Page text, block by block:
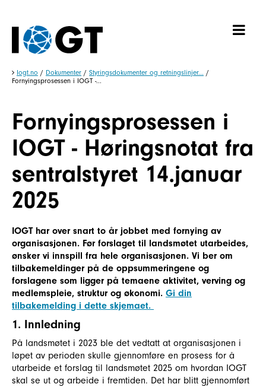
Iogt.no / Dokumenter / Styringsdokumenter og retningslinjer... /
Fornyingsprosessen i IOGT -...
Fornyingsprosessen i
IOGT - Høringsnotat fra
sentralstyret 14.januar
2025
IOGT har over snart to år jobbet med fornying av
organisasjonen. Før forslaget til landsmøtet utarbeides,
ønsker vi innspill fra hele organisasjonen. Vi ber om
tilbakemeldinger på de oppsummeringene og
forslagene som ligger på temaene aktivitet, verving og
medlemspleie, struktur og økonomi. Gi din
tilbakemelding i dette skjemaet.
1. Innledning
På landsmøtet i 2023 ble det vedtatt at organisasjonen i
løpet av perioden skulle gjennomføre en prosess for å
utarbeide et forslag til landsmøtet 2025 om hvordan IOGT
skal se ut og arbeide i fremtiden. Det har blitt gjennomført